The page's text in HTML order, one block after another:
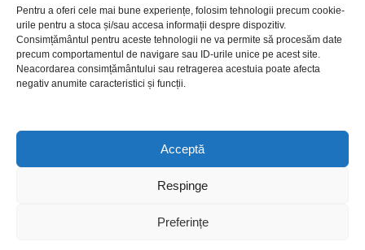
Pentru a oferi cele mai bune experiențe, folosim tehnologii precum cookie-
urile pentru a stoca și/sau accesa informații despre dispozitiv.
Consimțământul pentru aceste tehnologii ne va permite să procesăm date
precum comportamentul de navigare sau ID-urile unice pe acest site.
Neacordarea consimțământului sau retragerea acestuia poate afecta
negativ anumite caracteristici și funcții.
Acceptă
Respinge
Preferințe
Politica de Confidențialitate
Politica de cookies
Setări Cookie-uri
Contact